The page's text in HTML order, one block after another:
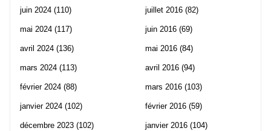
juin 2024 (110)
mai 2024 (117)
avril 2024 (136)
mars 2024 (113)
février 2024 (88)
janvier 2024 (102)
décembre 2023 (102)
juillet 2016 (82)
juin 2016 (69)
mai 2016 (84)
avril 2016 (94)
mars 2016 (103)
février 2016 (59)
janvier 2016 (104)